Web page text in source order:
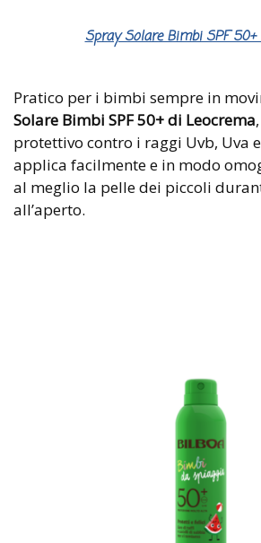
Spray Solare Bimbi SPF
Pratico per i bimbi sempre in
Solare Bimbi SPF 50+ di Leocrema
protettivo contro i raggi Uvb, Uva
applica facilmente e in modo
al meglio la pelle dei piccoli
all’aperto.